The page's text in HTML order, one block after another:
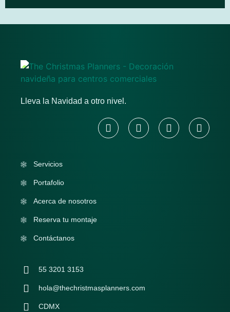
Lleva la Navidad a otro nivel.
Servicios
Portafolio
Acerca de nosotros
Reserva tu montaje
Contáctanos
55 3201 3153
hola@thechristmasplanners.com
CDMX